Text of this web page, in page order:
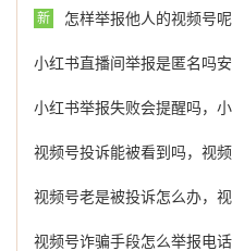
新 怎样举报他人的视频号呢抖音，三步